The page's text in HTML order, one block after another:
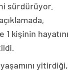
sürdürüyor.
1 kişinin hayatını
yitirdiği,